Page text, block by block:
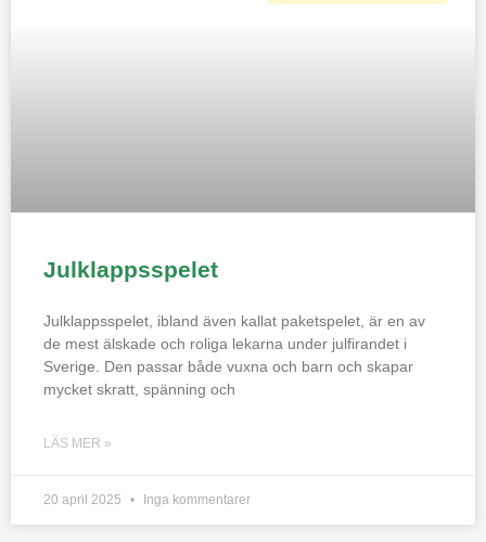
Julklappsspelet
Julklappsspelet, ibland även kallat paketspelet, är en av
de mest älskade och roliga lekarna under julfirandet i
Sverige. Den passar både vuxna och barn och skapar
mycket skratt, spänning och
LÄS MER »
20 april 2025 Inga kommentarer